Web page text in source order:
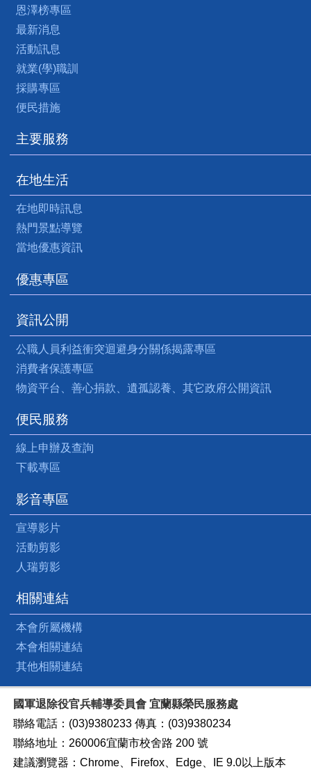
恩澤榜專區
最新消息
活動訊息
就業(學)職訓
採購專區
便民措施
主要服務
在地生活
在地即時訊息
熱門景點導覽
當地優惠資訊
優惠專區
資訊公開
公職人員利益衝突迴避身分關係揭露專區
消費者保護專區
物資平台、善心捐款、遺孤認養、其它政府公開資訊
便民服務
線上申辦及查詢
下載專區
影音專區
宣導影片
活動剪影
人瑞剪影
相關連結
本會所屬機構
本會相關連結
其他相關連結
國軍退除役官兵輔導委員會 宜蘭縣榮民服務處
聯絡電話：(03)9380233 傳真：(03)9380234
聯絡地址：260006宜蘭市校舍路 200 號
建議瀏覽器：Chrome、Firefox、Edge、IE 9.0以上版本